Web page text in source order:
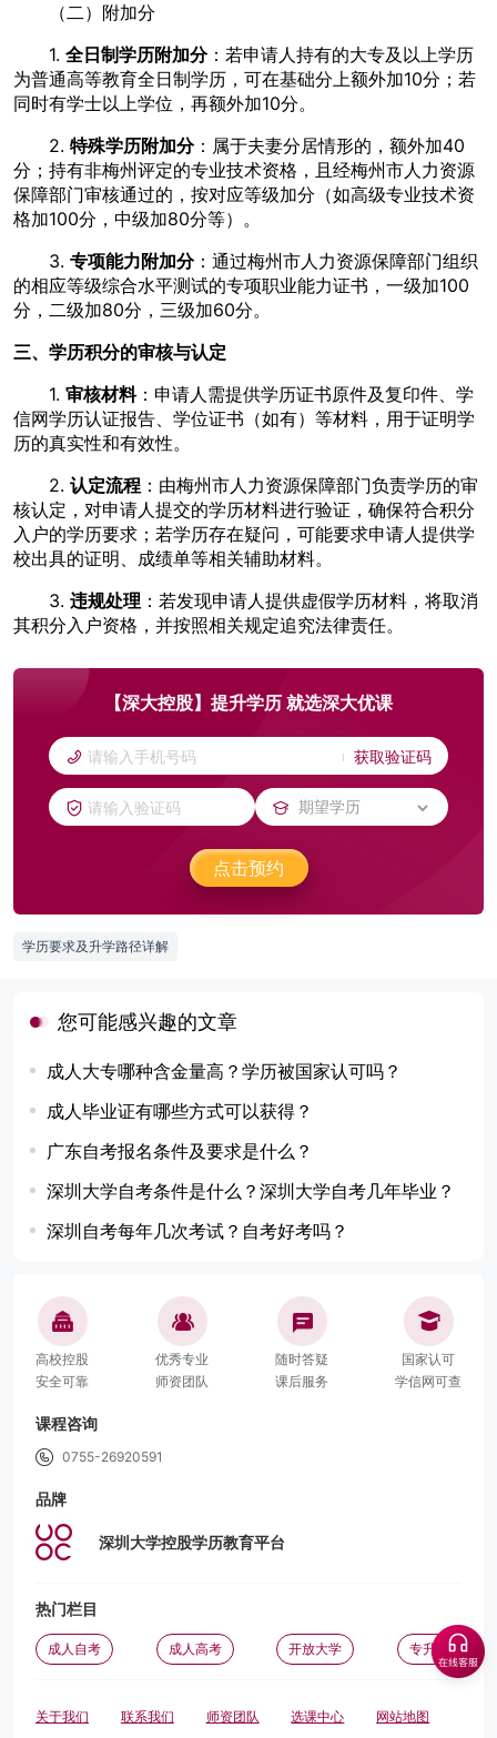
（二）附加分
1. 全日制学历附加分：若申请人持有的大专及以上学历
为普通高等教育全日制学历，可在基础分上额外加10分；若
同时有学士以上学位，再额外加10分。
2. 特殊学历附加分：属于夫妻分居情形的，额外加40
分；持有非梅州评定的专业技术资格，且经梅州市人力资源
保障部门审核通过的，按对应等级加分（如高级专业技术资
格加100分，中级加80分等）。
3. 专项能力附加分：通过梅州市人力资源保障部门组织
的相应等级综合水平测试的专项职业能力证书，一级加100
分，二级加80分，三级加60分。
三、学历积分的审核与认定
1. 审核材料：申请人需提供学历证书原件及复印件、学
信网学历认证报告、学位证书（如有）等材料，用于证明学
历的真实性和有效性。
2. 认定流程 ：由梅州市人力资源保障部门负责学历的审
核认定，对申请人提交的学历材料进行验证，确保符合积分
入户的学历要求；若学历存在疑问，可能要求申请人提供学
校出具的证明、成绩单等相关辅助材料。
3. 违规处理 ：若发现申请人提供虚假学历材料，将取消
其积分入户资格，并按照相关规定追究法律责任。
【深大控股】提升学历 就选深大优课
获取验证码
点击预约
学历要求及升学路径详解
您可能感兴趣的文章
成人大专哪种含金量高？学历被国家认可吗？
成人毕业证有哪些方式可以获得？
广东自考报名条件及要求是什么？
深圳大学自考条件是什么？深圳大学自考几年毕业？
深圳自考每年几次考试？自考好考吗？
高校控股
安全可靠
优秀专业
师资团队
随时答疑
课后服务
国家认可
学信网可查
课程咨询
0755-26920591
品牌
深圳大学控股学历教育平台
热门栏目
成人自考 成人高考 开放大学 专升本
关于我们 联系我们 师资团队 选课中心 网站地图